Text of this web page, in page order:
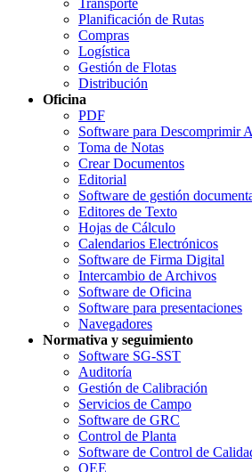
Planificación de Rutas
Compras
Logística
Gestión de Flotas
Distribución
Oficina
PDF
Software para Descomprimir
Toma de Notas
Crear Documentos
Editorial
Software de gestión
Editores de Texto
Hojas de Cálculo
Calendarios Electrónicos
Software de Firma Digital
Intercambio de Archivos
Software de Oficina
Software para presentaciones
Navegadores
Normativa y seguimiento
Software SG-SST
Auditoría
Gestión de Calibración
Servicios de Campo
Software de GRC
Control de Planta
Software de Control de
OEE